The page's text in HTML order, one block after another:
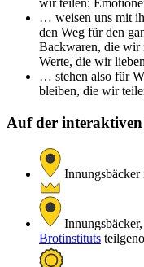
wir teilen:
… weisen uns mit
den Weg für den
Backwaren, die wir
Werte, die wir
… stehen also für
bleiben, die wir
Auf der
Brotinstituts